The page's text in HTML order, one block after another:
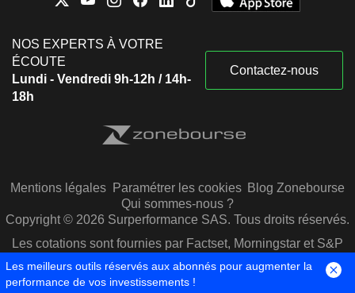
NOS EXPERTS À VOTRE
ÉCOUTE
Lundi - Vendredi 9h-12h / 14h-
18h
Contactez-nous
Mentions légales Paramétrer les cookies Blog Zonebourse
Qui sommes-nous ?
Copyright © 2026 Surperformance SAS. Tous droits réservés.
Les cotations sont fournies par Factset, Morningstar et S&P
Capital IQ
Les meilleurs outils réservés aux abonnés pour augmenter la
performance de vos investissements !